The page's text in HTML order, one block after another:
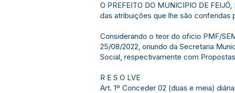
O PREFEITO DO MUNICIPIO DE
das atribuições que lhe são conferidas
Considerando o teor do oficio PMF/
25/08/2022, oriundo da Secretaria
Social, respectivamente com
R E S O LVE
Art. 1º Conceder 02 (duas e meia)